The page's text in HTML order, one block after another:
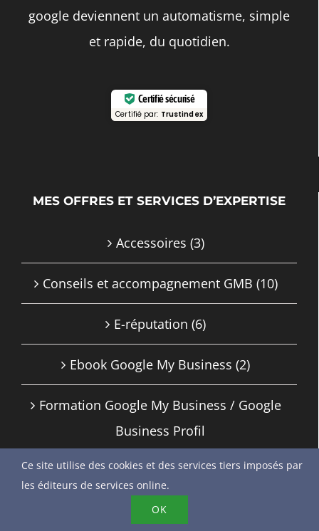
google deviennent un automatisme, simple
et rapide, du quotidien.
Certifié sécurisé
Certifié par: Trustindex
MES OFFRES ET SERVICES D’EXPERTISE
Accessoires (3)
Conseils et accompagnement GMB (10)
E-réputation (6)
Ebook Google My Business (2)
Formation Google My Business / Google
Business Profil
SEO / Référencement Google
Ce site utilise des cookies et des services tiers imposés par
les éditeurs de services online.
OK